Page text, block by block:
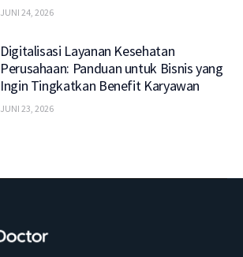
JUNI 24, 2026
Digitalisasi Layanan Kesehatan
Perusahaan: Panduan untuk Bisnis yang
Ingin Tingkatkan Benefit Karyawan
JUNI 23, 2026